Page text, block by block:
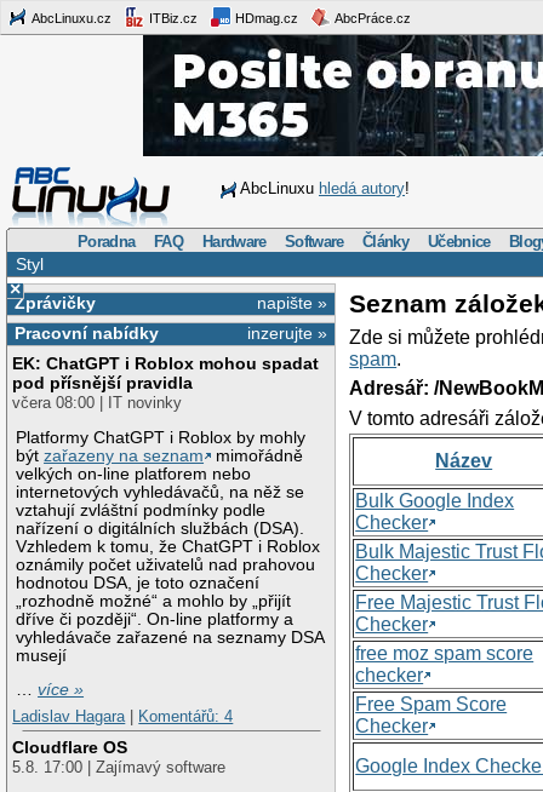
AbcLinuxu.cz ITBiz.cz HDmag.cz AbcPráce.cz
AbcLinuxu hledá autory!
Poradna FAQ Hardware Software Články Učebnice
Styl
×
napište »
Zprávičky
inzerujte »
Pracovní nabídky
EK: ChatGPT i Roblox mohou spadat
pod přísnější pravidla
včera 08:00 | IT novinky
Platformy ChatGPT i Roblox by mohly
býtzařazeny na seznam
mimořádně
velkých on-line platforem nebo
internetových vyhledávačů, na něž se
vztahují zvláštní podmínky podle
nařízení o digitálních službách (DSA).
Vzhledem k tomu, že ChatGPT i Roblox
oznámily počet uživatelů nad prahovou
hodnotou DSA, je toto označení
„rozhodně možné“ a mohlo by „přijít
dříve či později“. On-line platformy a
vyhledávače zařazené na seznamy DSA
musejí
…více »
Ladislav Hagara
Komentářů: 4
Cloudflare OS
5.8. 17:00 | Zajímavý software
Seznam
Zde si můžete
spam.
Adresář: /
V tomto adresáři
Název
Bulk Google Index
Checker
Bulk Majestic Trust
Checker
Free Majestic Trust
Checker
free moz spam score
checker
Free Spam Score
Checker
Google Index